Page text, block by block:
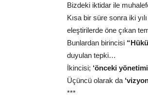
Bizdeki iktidar ile
Kısa bir süre sonra iki
eleştirilerde öne çıkan
Bunlardan birincisi
duyulan tepki…
İkincisi; ‘önceki
Üçüncü olarak da
***